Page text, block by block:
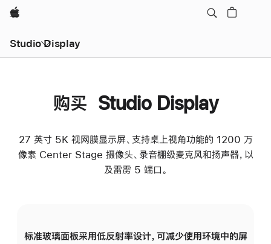
Apple
Studio Display
购买 Studio Display
27 英寸 5K 视网膜显示屏、支持桌上视角功能的 1200 万
像素 Center Stage 摄像头、录音棚级麦克风和扬声器，以
及雷雳 5 端口。
标准玻璃面板采用低反射率设计，可减少使用环境中的屏